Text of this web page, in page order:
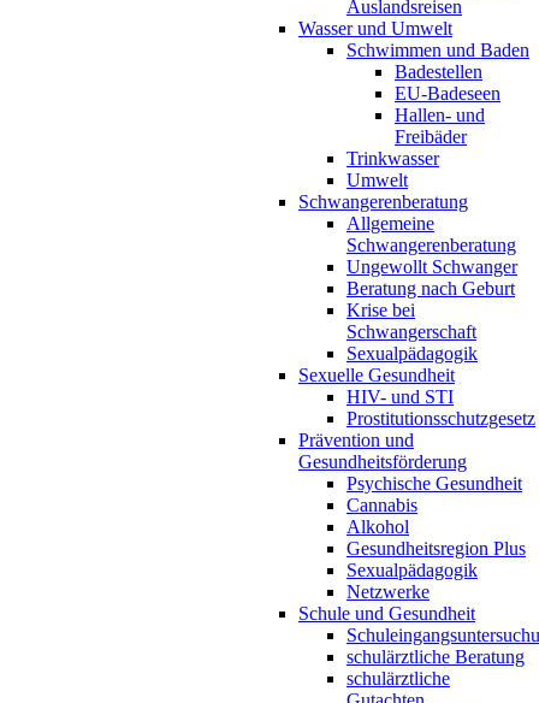
Auslandsreisen
Wasser und Umwelt
Schwimmen und Baden
Badestellen
EU-Badeseen
Hallen- und
Freibäder
Trinkwasser
Umwelt
Schwangerenberatung
Allgemeine
Schwangerenberatung
Ungewollt Schwanger
Beratung nach Geburt
Krise bei
Schwangerschaft
Sexualpädagogik
Sexuelle Gesundheit
HIV- und STI
Prostitutionsschutzgesetz
Prävention und
Gesundheitsförderung
Psychische Gesundheit
Cannabis
Alkohol
Gesundheitsregion Plus
Sexualpädagogik
Netzwerke
Schule und Gesundheit
schulärztliche Beratung
schulärztliche